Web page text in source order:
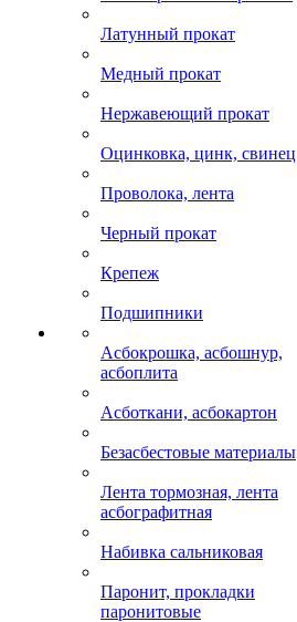
Латунный прокат
Медный прокат
Нержавеющий прокат
Оцинковка, цинк, свинец
Проволока, лента
Черный прокат
Крепеж
Подшипники
Асбокрошка, асбошнур,
асбоплита
Асботкани, асбокартон
Безасбестовые материалы
Лента тормозная, лента
асбографитная
Набивка сальниковая
Паронит, прокладки
паронитовые